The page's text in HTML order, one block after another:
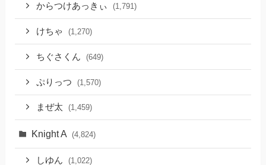
からつけあっきぃ (1,791)
けちゃ (1,270)
ちぐさくん (649)
ぷりっつ (1,570)
まぜ太 (1,459)
Knight A (4,824)
しゆん (1,022)